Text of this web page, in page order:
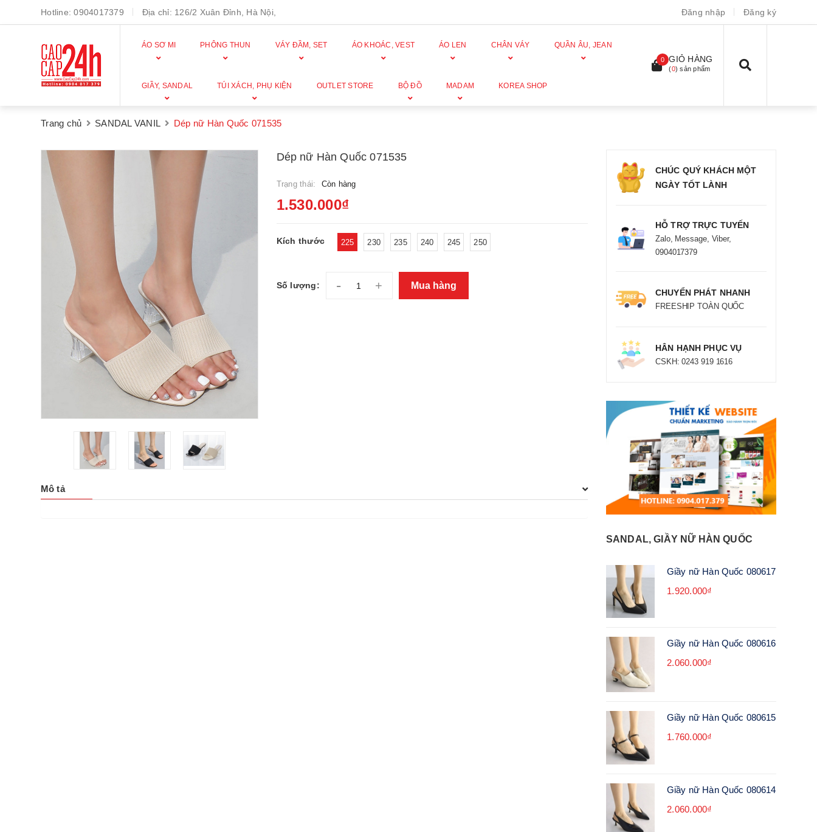
Hotline:0904017379 Địa chỉ: 126/2 Xuân Đỉnh, Hà Nội, Đăng nhập Đăng ký
ÁO SƠ MI PHÔNG THUN VÁY ĐẦM, SET ÁO KHOÁC, VEST ÁO LEN CHÂN VÁY QUẦN ÂU, JEAN
GIẦY, SANDAL TÚI XÁCH, PHỤ KIỆN OUTLET STORE BỘ ĐỒ MADAM KOREA SHOP
0 GIỎ HÀNG
(0) sản phẩm
Trang chủ SANDAL VANIL Dép nữ Hàn Quốc 071535
Dép nữ Hàn Quốc 071535
Trạng thái: Còn hàng
1.530.000₫
Kích thước 225 230 235 240 245 250
Số lượng: - + Mua hàng
Mô tả
CHÚC QUÝ KHÁCH MỘT
NGÀY TỐT LÀNH
HỖ TRỢ TRỰC TUYẾN
Zalo, Message, Viber,
0904017379
CHUYỂN PHÁT NHANH
FREESHIP TOÀN QUỐC
HÂN HẠNH PHỤC VỤ
CSKH: 0243 919 1616
SANDAL, GIẦY NỮ HÀN QUỐC
Giầy nữ Hàn Quốc 080617
1.920.000₫
Giầy nữ Hàn Quốc 080616
2.060.000₫
Giầy nữ Hàn Quốc 080615
1.760.000₫
Giầy nữ Hàn Quốc 080614
2.060.000₫